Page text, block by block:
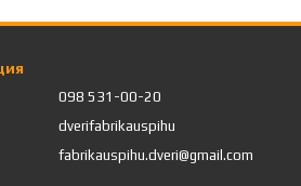
098 531-00-20
dverifabrikauspihu
fabrikauspihu.dveri@gmail.com